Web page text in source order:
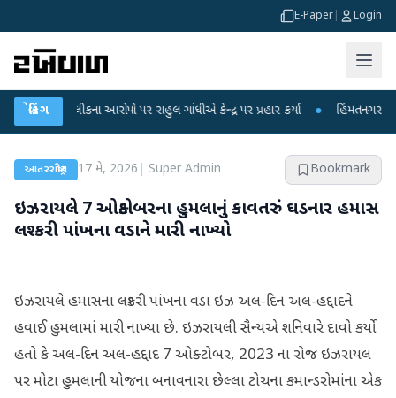
E-Paper Login
બ્રેકિંગલીકના આરોપો પર રાહુલ ગાંધીએ કેન્દ્ર પર પ્રહાર કર્યા ● હિંમતનગરમાં
આંતરરાષ્ટ્રીય 17 મે, 2026 Super Admin Bookmark
ઇઝરાયલે 7 ઓક્ટોબરના હુમલાનું કાવતરું ઘડનાર હમાસ
લશ્કરી પાંખના વડાને મારી નાખ્યો
ઇઝરાયલે હમાસના લશ્કરી પાંખના વડા ઇઝ અલ-દિન અલ-હદ્દાદને
હવાઈ હુમલામાં મારી નાખ્યા છે. ઇઝરાયલી સૈન્યએ શનિવારે દાવો કર્યો
હતો કે અલ-દિન અલ-હદ્દાદ 7 ઓક્ટોબર, 2023 ના રોજ ઇઝરાયલ
પર મોટા હુમલાની યોજના બનાવનારા છેલ્લા ટોચના કમાન્ડરોમાંના એક